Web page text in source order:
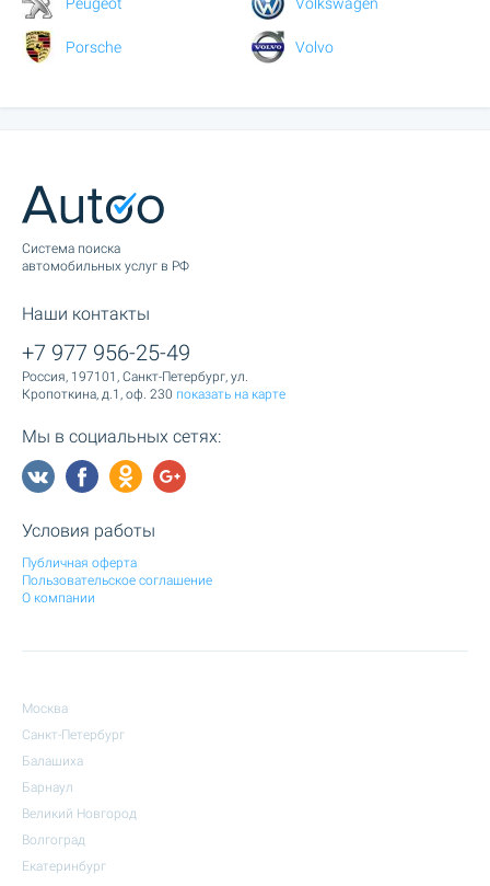
Porsche Volvo
Cистема поиска
автомобильных услуг в РФ
Наши контакты
+7 977 956-25-49
Россия, 197101, Санкт-Петербург, ул.
Кропоткина, д.1, оф. 230 показать на карте
Мы в социальных сетях:
Условия работы
Публичная оферта
Пользовательское соглашение
О компании
Москва
Санкт-Петербург
Балашиха
Барнаул
Великий Новгород
Волгоград
Екатеринбург